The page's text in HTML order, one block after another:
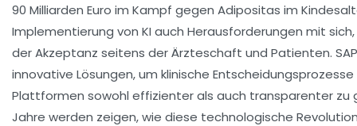
90 Milliarden Euro im Kampf gegen Adipositas im
Implementierung von KI auch Herausforderungen mit
der Akzeptanz seitens der Ärzteschaft und Patienten.
innovative Lösungen, um klinische
Plattformen sowohl effizienter als auch transparenter zu
Jahre werden zeigen, wie diese technologische